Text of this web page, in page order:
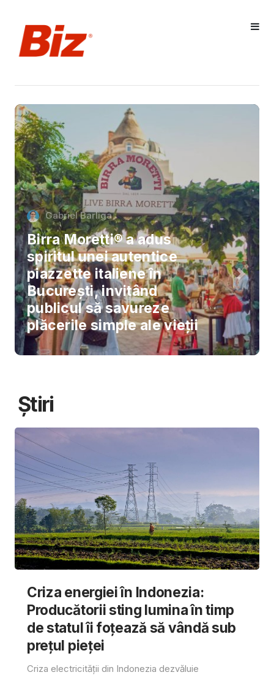
Gabriel Barliga
Birra Moretti® a adus
spiritul unei autentice
piazzette italiene în
București, invitând
publicul să savureze
plăcerile simple ale vieții
Știri
Criza energiei în Indonezia:
Producătorii sting lumina în timp
de statul îi foțează să vândă sub
prețul pieței
Criza electricității din Indonezia dezvăluie